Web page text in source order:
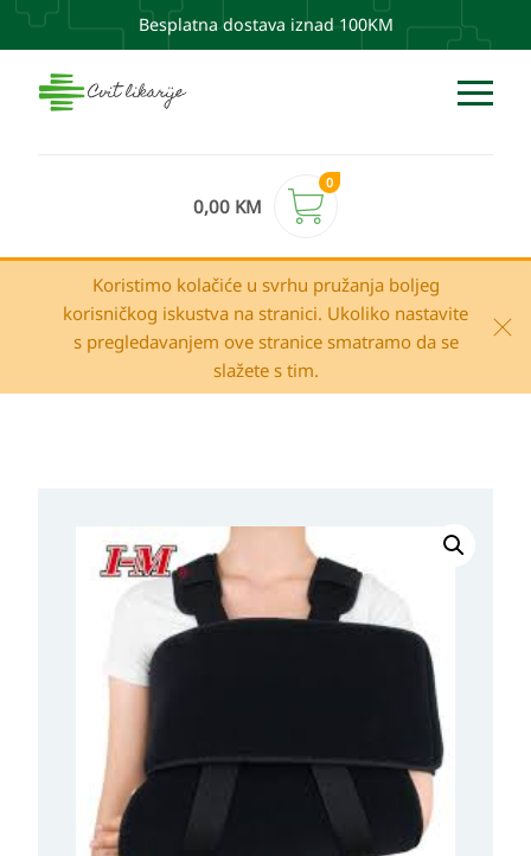
Besplatna dostava iznad 100KM
0,00 KM
0
Koristimo kolačiće u svrhu pružanja boljeg
korisničkog iskustva na stranici. Ukoliko nastavite
s pregledavanjem ove stranice smatramo da se
slažete s tim.
STABILIZATOR